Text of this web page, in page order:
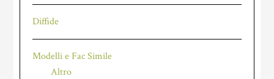
Diffide
Modelli e Fac Simile
Altro